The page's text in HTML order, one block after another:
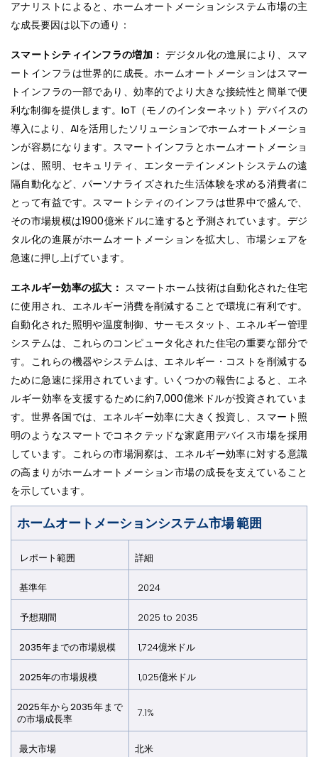
アナリストによると、ホームオートメーションシステム市場の主
な成長要因は以下の通り：
スマートシティインフラの増加： デジタル化の進展により、スマ
ートインフラは世界的に成長。ホームオートメーションはスマー
トインフラの一部であり、効率的でより大きな接続性と簡単で便
利な制御を提供します。IoT（モノのインターネット）デバイスの
導入により、AIを活用したソリューションでホームオートメーショ
ンが容易になります。スマートインフラとホームオートメーショ
ンは、照明、セキュリティ、エンターテインメントシステムの遠
隔自動化など、パーソナライズされた生活体験を求める消費者に
とって有益です。スマートシティのインフラは世界中で盛んで、
その市場規模は1900億米ドルに達すると予測されています。デジ
タル化の進展がホームオートメーションを拡大し、市場シェアを
急速に押し上げています。
エネルギー効率の拡大： スマートホーム技術は自動化された住宅
に使用され、エネルギー消費を削減することで環境に有利です。
自動化された照明や温度制御、サーモスタット、エネルギー管理
システムは、これらのコンピュータ化された住宅の重要な部分で
す。これらの機器やシステムは、エネルギー・コストを削減する
ために急速に採用されています。いくつかの報告によると、エネ
ルギー効率を支援するために約7,000億米ドルが投資されていま
す。世界各国では、エネルギー効率に大きく投資し、スマート照
明のようなスマートでコネクテッドな家庭用デバイス市場を採用
しています。これらの市場洞察は、エネルギー効率に対する意識
の高まりがホームオートメーション市場の成長を支えていること
を示しています。
ホームオートメーションシステム市場 範囲
レポート範囲 詳細
基準年 2024
予想期間 2025 to 2035
2035年までの市場規模 1,724億米ドル
2025年の市場規模 1,025億米ドル
2025年から2035年まで
の市場成長率
7.1%
最大市場 北米